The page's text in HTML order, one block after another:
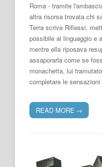
Roma - tramite
altra risorsa trovata chi
Terra scrive Riflessi,
possibile al linguaggio e
mentre ella riposava
assaporarla come se
monachetta, lui
completare le
READ MORE →